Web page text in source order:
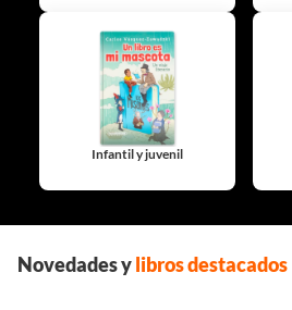
Infantil y juvenil
Novedades ylibros destacados